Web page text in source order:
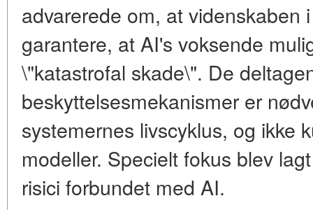
advarerede om, at videnskaben
garantere, at AI's voksende
\"katastrofal skade\". De
beskyttelsesmekanismer er
systemernes livscyklus, og ikke
modeller. Specielt fokus blev
risici forbundet med AI.